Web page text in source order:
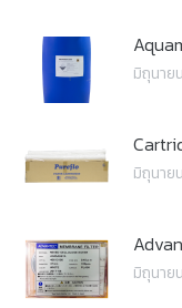
มิถุนาย
มิถุนาย
มิถุนาย